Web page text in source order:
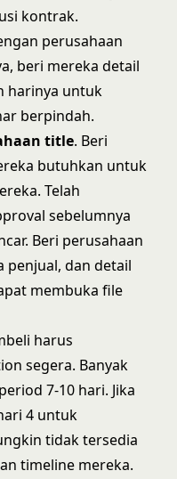
kontrak.
perusahaan
beri mereka detail
harinya untuk
berpindah.
title. Beri
butuhkan untuk
Telah
sebelumnya
Beri perusahaan
penjual, dan detail
membuka file
harus
segera. Banyak
7-10 hari. Jika
4 untuk
tidak tersedia
timeline mereka.